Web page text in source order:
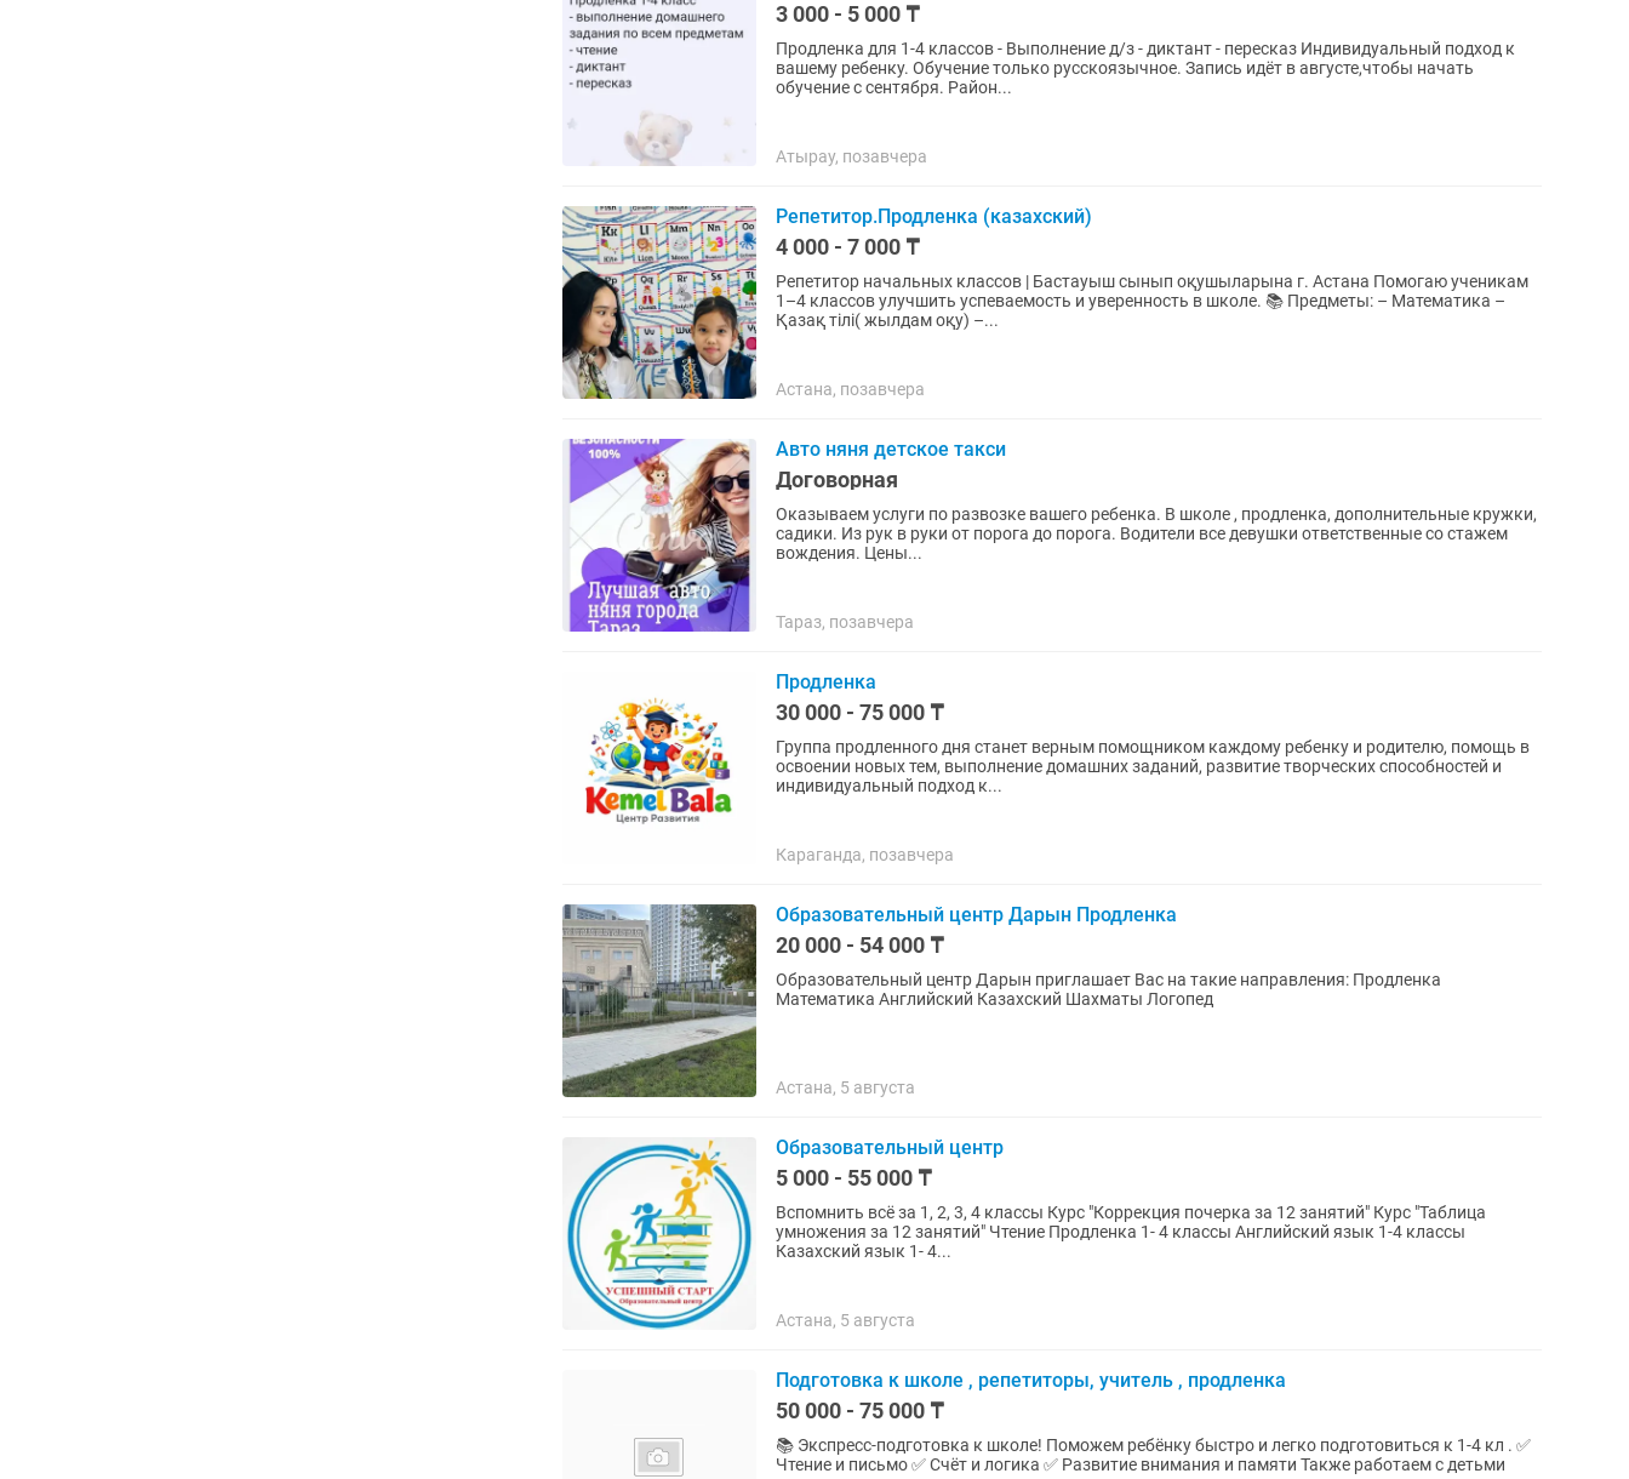
3 000 - 5 000 ₸
Продленка для 1-4 классов - Выполнение д/з - диктант - пересказ Индивидуальный подход к
вашему ребенку. Обучение только русскоязычное. Запись идёт в августе,чтобы начать
обучение с сентября. Район...
Атырау, позавчера
Репетитор.Продленка (казахский)
4 000 - 7 000 ₸
Репетитор начальных классов | Бастауыш сынып оқушыларына г. Астана Помогаю ученикам
1–4 классов улучшить успеваемость и уверенность в школе. 📚 Предметы: – Математика –
Қазақ тілі( жылдам оқу) –...
Астана, позавчера
Авто няня детское такси
Договорная
Оказываем услуги по развозке вашего ребенка. В школе , продленка, дополнительные кружки,
садики. Из рук в руки от порога до порога. Водители все девушки ответственные со стажем
вождения. Цены...
Тараз, позавчера
Продленка
30 000 - 75 000 ₸
Группа продленного дня станет верным помощником каждому ребенку и родителю, помощь в
освоении новых тем, выполнение домашних заданий, развитие творческих способностей и
индивидуальный подход к...
Караганда, позавчера
Образовательный центр Дарын Продленка
20 000 - 54 000 ₸
Образовательный центр Дарын приглашает Вас на такие направления: Продленка
Математика Английский Казахский Шахматы Логопед
Астана, 5 августа
Образовательный центр
5 000 - 55 000 ₸
Вспомнить всё за 1, 2, 3, 4 классы Курс "Коррекция почерка за 12 занятий" Курс "Таблица
умножения за 12 занятий" Чтение Продленка 1- 4 классы Английский язык 1-4 классы
Казахский язык 1- 4...
Астана, 5 августа
Подготовка к школе , репетиторы, учитель , продленка
50 000 - 75 000 ₸
📚 Экспресс-подготовка к школе! Поможем ребёнку быстро и легко подготовиться к 1-4 кл . ✅
Чтение и письмо ✅ Счёт и логика ✅ Развитие внимания и памяти Также работаем с детьми